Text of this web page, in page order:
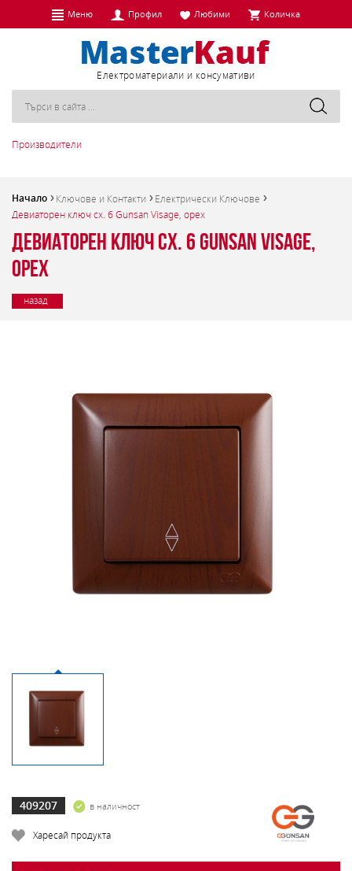
Меню Профил Любими Количка
Eлектроматериали и консумативи
Производители
Начало Ключове и Контакти
Електрически Ключове
Девиаторен ключ сх. 6 Gunsan Visage, орех
Девиаторен ключ сх. 6 Gunsan Visage,
орех
назад
409207 в наличност
Харесай продукта